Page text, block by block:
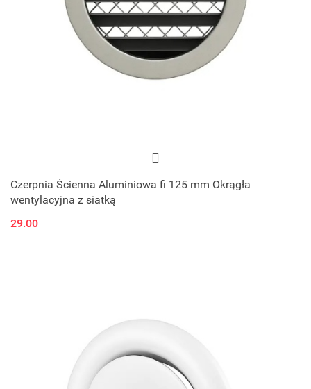
Czerpnia Ścienna Aluminiowa fi 125 mm Okrągła
wentylacyjna z siatką
29.00